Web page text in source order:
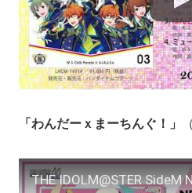
「わんだーｘまーちんぐ！」